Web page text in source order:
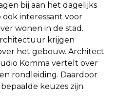
bij aan het dagelijks
ook interessant voor
wonen in de stad.
krijgen
het gebouw. Architect
Komma vertelt over
rondleiding. Daardoor
keuzes zijn